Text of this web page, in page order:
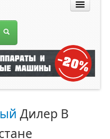
Дилер В